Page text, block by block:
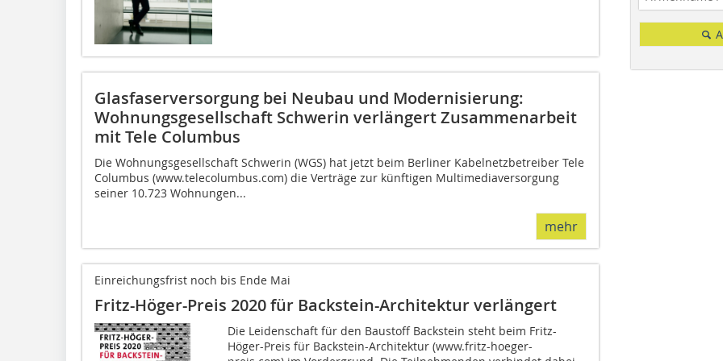
Glasfaserversorgung bei Neubau und Modernisierung:
Wohnungsgesellschaft Schwerin verlängert Zusammenarbeit
mit Tele Columbus
Die Wohnungsgesellschaft Schwerin (WGS) hat jetzt beim Berliner Kabelnetzbetreiber Tele
Columbus (www.telecolumbus.com) die Verträge zur künftigen Multimediaversorgung
seiner 10.723 Wohnungen...
mehr
Einreichungsfrist noch bis Ende Mai
Fritz-Höger-Preis 2020 für Backstein-Architektur verlängert
Die Leidenschaft für den Baustoff Backstein steht beim Fritz-
Höger-Preis für Backstein-Architektur (www.fritz-hoeger-